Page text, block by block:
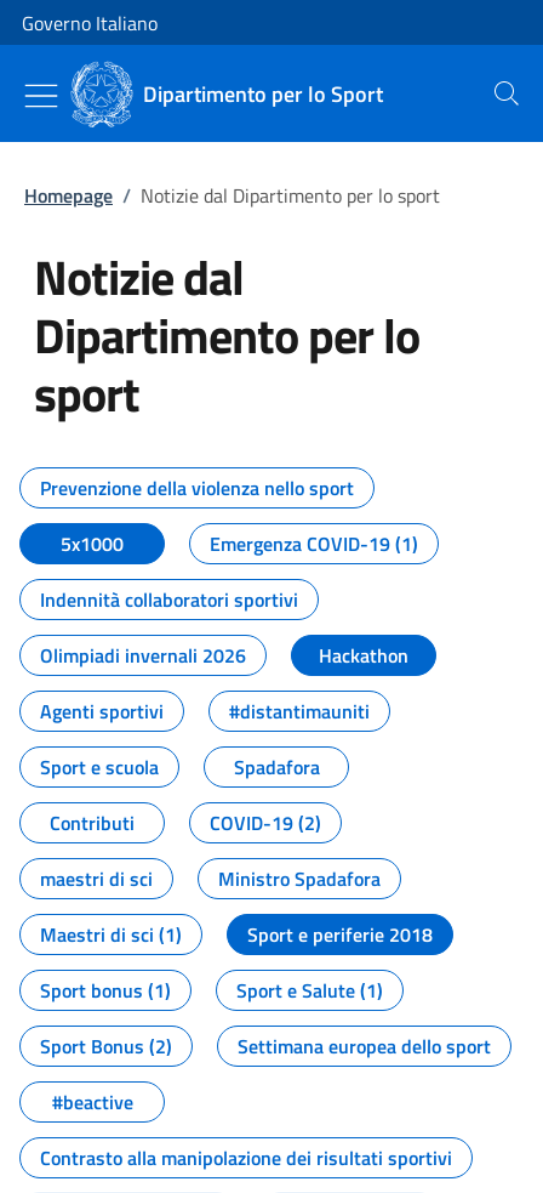
Vai al contenuto
Vai alla navigazione del sito
Governo Italiano
Dipartimento per lo Sport Cerca
Homepage / Notizie dal Dipartimento per lo sport
Notizie dal
Dipartimento per lo
sport
Tutti i contenuti della pagina
Prevenzione della violenza nello sport
5x1000
Emergenza COVID-19 (1)
Indennità collaboratori sportivi
Olimpiadi invernali 2026
Hackathon
Agenti sportivi
#distantimauniti
Sport e scuola
Spadafora
Contributi
COVID-19 (2)
maestri di sci
Ministro Spadafora
Maestri di sci (1)
Sport e periferie 2018
Sport bonus (1)
Sport e Salute (1)
Sport Bonus (2)
Settimana europea dello sport
#beactive
Contrasto alla manipolazione dei risultati sportivi